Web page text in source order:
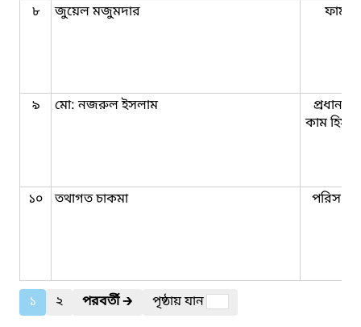
৮ জুয়েল মজুমদার
৯ মো: নজরুল ইসলাম
প্রধান
কাম
১০ তথাগত চাকমা
১ ২ পরবর্তী🡲
পৃষ্ঠায় যান